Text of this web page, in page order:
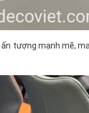
tượng mạnh mẽ,